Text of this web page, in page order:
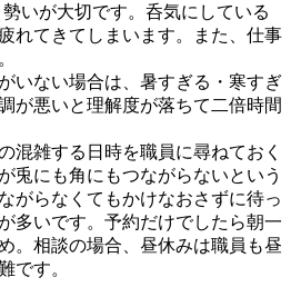
いが大切です。呑気にしている
れてきてしまいます。また、仕事
いない場合は、暑すぎる・寒すぎ
が悪いと理解度が落ちて二倍時間
混雑する日時を職員に尋ねておく
兎にも角にもつながらないという
がらなくてもかけなおさずに待っ
多いです。予約だけでしたら朝一
。相談の場合、昼休みは職員も昼
です。